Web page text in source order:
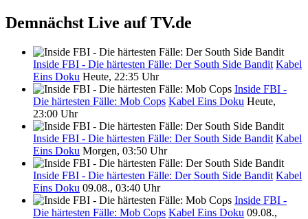
Demnächst Live auf TV.de
Inside FBI - Die härtesten Fälle: Der South Side Bandit Kabel
Eins Doku Heute, 22:35 Uhr
Inside FBI -
Die härtesten Fälle: Mob Cops Kabel Eins Doku Heute,
23:00 Uhr
Inside FBI - Die härtesten Fälle: Der South Side Bandit Kabel
Eins Doku Morgen, 03:50 Uhr
Inside FBI - Die härtesten Fälle: Der South Side Bandit Kabel
Eins Doku 09.08., 03:40 Uhr
Inside FBI -
Die härtesten Fälle: Mob Cops Kabel Eins Doku 09.08.,